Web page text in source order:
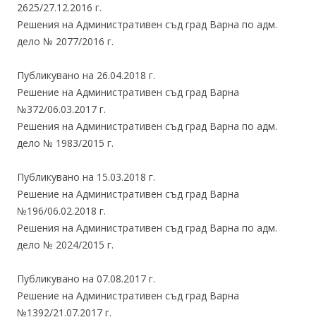
2625/27.12.2016 г.
Решения на Административен съд град Варна по адм.
дело № 2077/2016 г.
Публикувано на 26.04.2018 г.
Решение на Административен съд град Варна
№372/06.03.2017 г.
Решения на Административен съд град Варна по адм.
дело № 1983/2015 г.
Публикувано на 15.03.2018 г.
Решение на Административен съд град Варна
№196/06.02.2018 г.
Решения на Административен съд град Варна по адм.
дело № 2024/2015 г.
Публикувано на 07.08.2017 г.
Решение на Административен съд град Варна
№1392/21.07.2017 г.